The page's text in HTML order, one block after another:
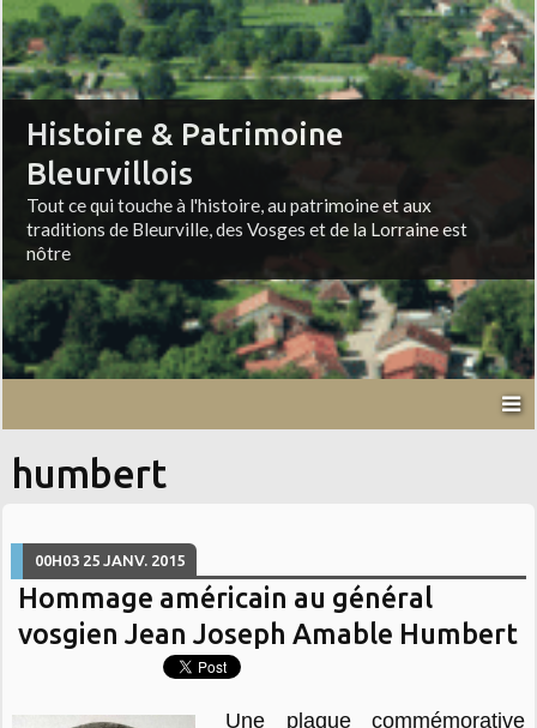
Histoire & Patrimoine
Bleurvillois
Tout ce qui touche à l'histoire, au patrimoine et aux
traditions de Bleurville, des Vosges et de la Lorraine est
nôtre
humbert
00H03 25 JANV. 2015
Hommage américain au général
vosgien Jean Joseph Amable Humbert
Une plaque commémorative